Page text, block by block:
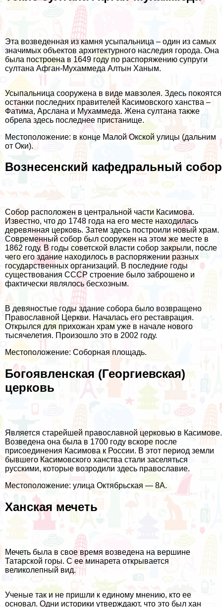
Эта возведенная из камня усыпальница – один из самых
значимых объектов архитектурного наследия города. Она
была построена в 1649 году по распоряжению супруги
султана Афган-Мухаммеда Алтын Ханым.
Усыпальница сооружена в виде мавзолея. Здесь покоятся
останки последних правителей Касимовского ханства –
Фатима, Арслана и Мухаммеда. Жена султана также
обрела здесь последнее пристанище.
Местоположение: в конце Малой Окской улицы (дальним
от Оки).
Вознесенский кафедральный собор
Собор расположен в центральной части Касимова.
Известно, что до 1748 года на его месте находилась
деревянная церковь. Затем здесь построили новый храм.
Современный собор был сооружен на этом же месте в
1862 году. В годы советской власти собор закрыли, после
чего его здание находилось в распоряжении разных
государственных организаций. В последние годы
существования СССР строение было заброшено и
фактически являлось бесхозным.
В девяностые годы здание собора было возвращено
Православной Церкви. Началась его реставрация.
Открылся для прихожан храм уже в начале нового
тысячелетия. Произошло это в 2002 году.
Местоположение: Соборная площадь.
Богоявленская (Георгиевская)
церковь
Является старейшей православной церковью в Касимове.
Возведена она была в 1700 году вскоре после
присоединения Касимова к России. В этот период земли
бывшего Касимовского ханства стали заселяться
русскими, которые возродили здесь православие.
Местоположение: улица Октябрьская — 8А.
Ханская мечеть
Мечеть была в свое время возведена на вершине
Татарской горы. С ее минарета открывается
великолепный вид.
Ученые так и не пришли к единому мнению, кто ее
основал. Одни историки утверждают, что это был хан